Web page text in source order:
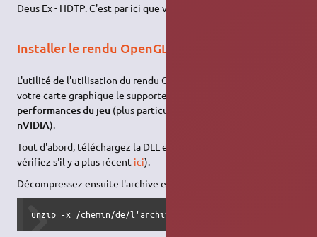
Deus Ex - HDTP. C'est par ici que vous devrez lancer le jeu.
Installer le rendu OpenGL
L'utilité de l'utilisation du rendu OpenGL est qu'il permet, si
votre carte graphique le supporte, d'
performances du jeu (plus particulièrement sur des cartes
nVIDIA).
Tout d'abord, téléchargez la DLL en cliquant
vérifiez s'il y a plus récent ici).
Décompressez ensuite l'archive en tapant :
unzip -x /chemin/de/l'archive/dxglr*.zip